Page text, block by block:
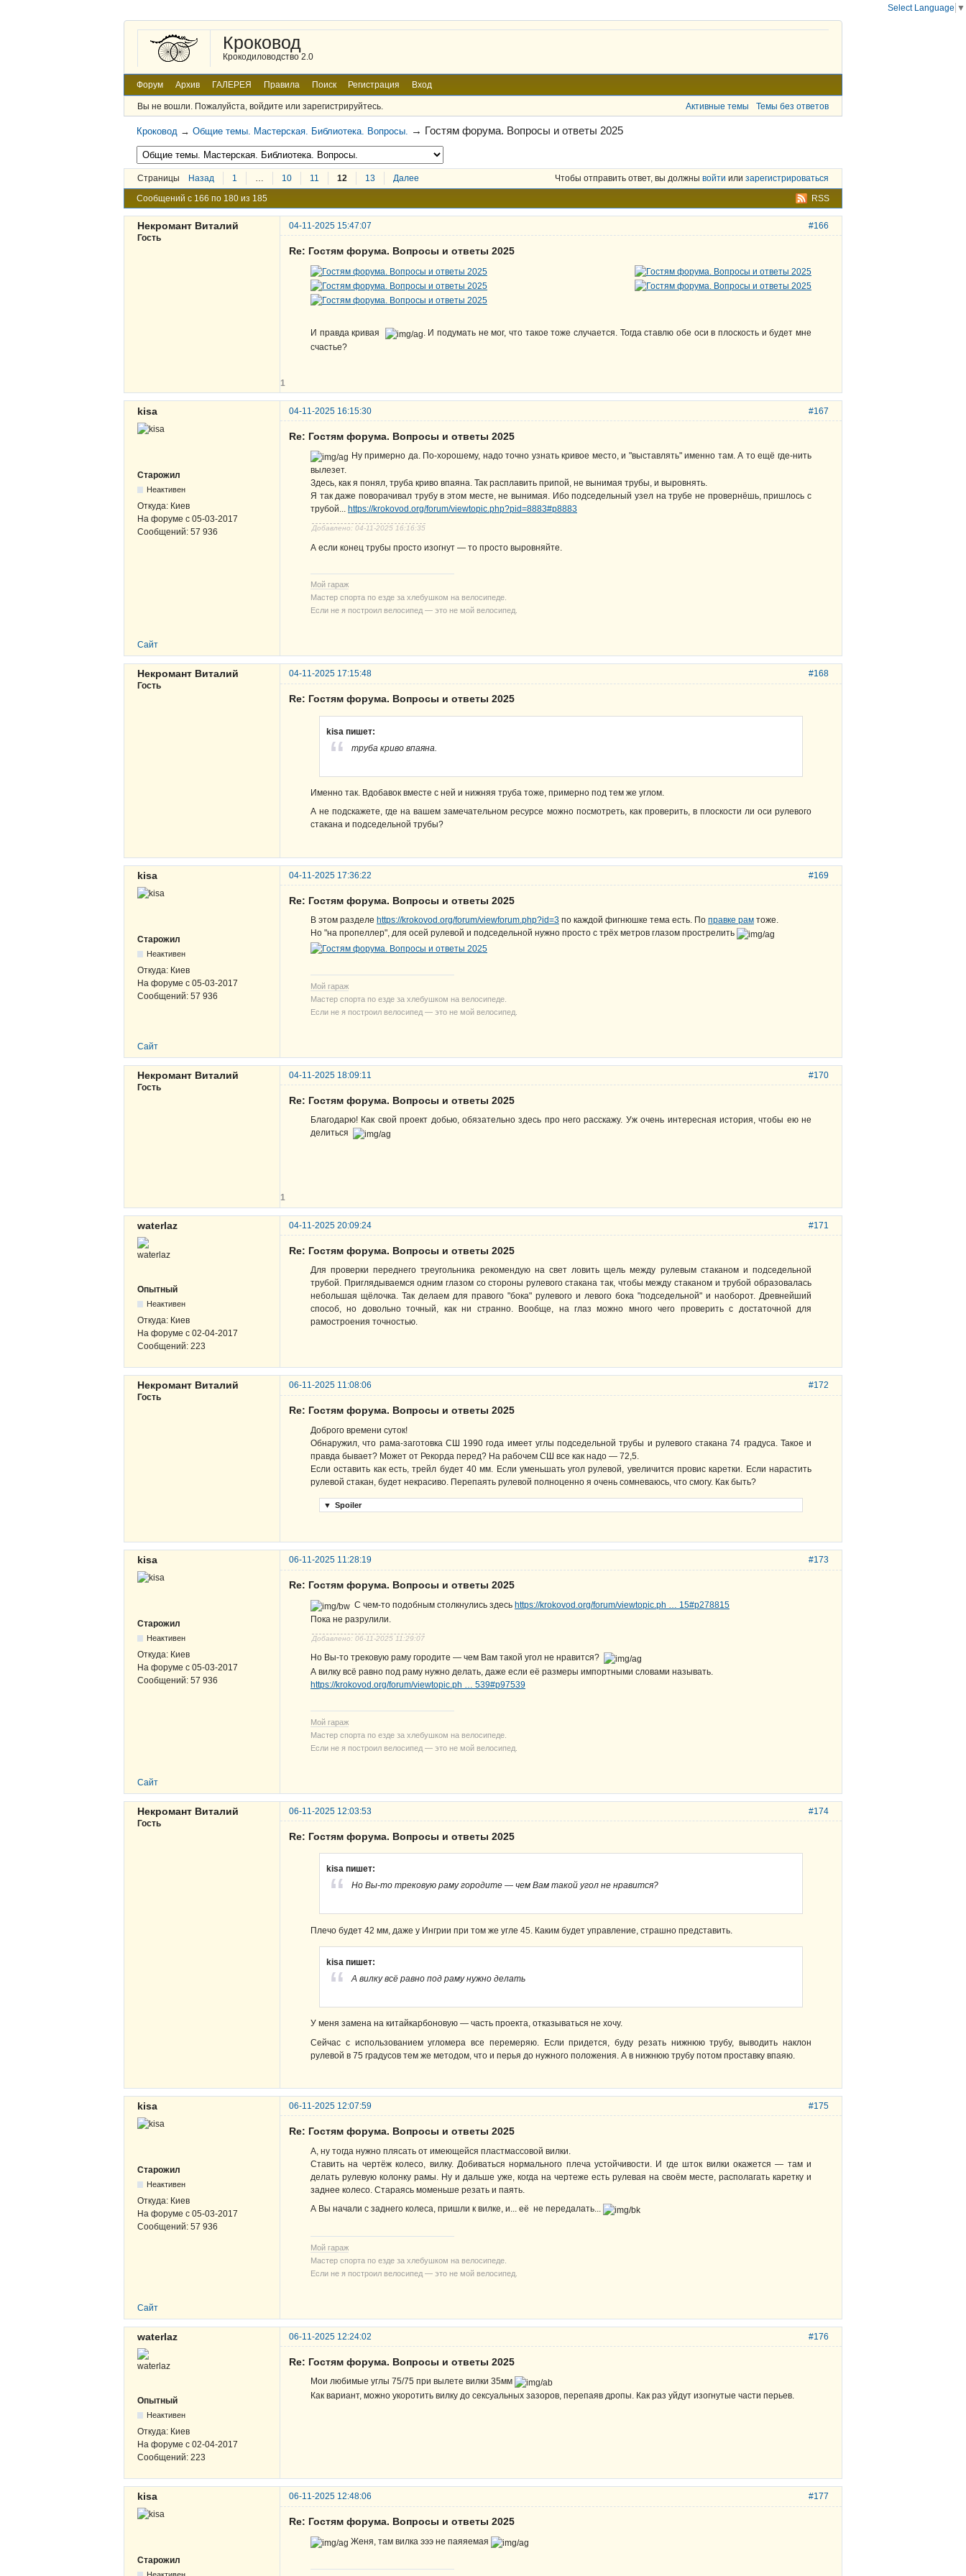
Кроковод
Крокодиловодство 2.0
Форум Архив ГАЛЕРЕЯ Правила Поиск Регистрация Вход
Вы не вошли. Пожалуйста, войдите или зарегистрируйтесь. Активные темы Темы без ответов
Кроковод →Общие темы. Мастерская. Библиотека. Вопросы. → Гостям форума. Вопросы и ответы 2025
Страницы Назад 1 … 10 11 12 13 Далее Чтобы отправить ответ, вы должны войти или зарегистрироваться
RSS
Сообщений с 166 по 180 из 185
#166
Некромант Виталий
04-11-2025 15:47:07
Гость
Re: Гостям форума. Вопросы и ответы 2025
И правда кривая
. И подумать не мог, что такое тоже случается. Тогда ставлю обе оси в плоскость и будет мне
счастье?
1
#167
kisa 04-11-2025 16:15:30
Старожил
Неактивен
Откуда: Киев
На форуме с 05-03-2017
Сообщений: 57 936
Re: Гостям форума. Вопросы и ответы 2025
Ну примерно да. По-хорошему, надо точно узнать кривое место, и "выставлять" именно там. А то ещё где-нить
вылезет.
Здесь, как я понял, труба криво впаяна. Так расплавить припой, не вынимая трубы, и выровнять.
Я так даже поворачивал трубу в этом месте, не вынимая. Ибо подседельный узел на трубе не провернёшь, пришлось с
трубой... https://krokovod.org/forum/viewtopic.php?pid=8883#p8883
Добавлено: 04-11-2025 16:16:35
А если конец трубы просто изогнут — то просто выровняйте.
Мой гараж
Мастер спорта по езде за хлебушком на велосипеде.
Если не я построил велосипед — это не мой велосипед.
Сайт
#168
Некромант Виталий
04-11-2025 17:15:48
Гость
Re: Гостям форума. Вопросы и ответы 2025
kisa пишет:
труба криво впаяна.
Именно так. Вдобавок вместе с ней и нижняя труба тоже, примерно под тем же углом.
А не подскажете, где на вашем замечательном ресурсе можно посмотреть, как проверить, в плоскости ли оси рулевого
стакана и подседельной трубы?
#169
kisa 04-11-2025 17:36:22
Старожил
Неактивен
Откуда: Киев
На форуме с 05-03-2017
Сообщений: 57 936
Re: Гостям форума. Вопросы и ответы 2025
В этом разделе https://krokovod.org/forum/viewforum.php?id=3 по каждой фигнюшке тема есть. По правке рам тоже.
Но "на пропеллер", для осей рулевой и подседельной нужно просто с трёх метров глазом прострелить
Мой гараж
Мастер спорта по езде за хлебушком на велосипеде.
Если не я построил велосипед — это не мой велосипед.
Сайт
#170
Некромант Виталий
04-11-2025 18:09:11
Гость
Re: Гостям форума. Вопросы и ответы 2025
Благодарю! Как свой проект добью, обязательно здесь про него расскажу. Уж очень интересная история, чтобы ею не
делиться
1
#171
waterlaz 04-11-2025 20:09:24
Опытный
Неактивен
Откуда: Киев
На форуме с 02-04-2017
Сообщений: 223
Re: Гостям форума. Вопросы и ответы 2025
Для проверки переднего треугольника рекомендую на свет ловить щель между рулевым стаканом и подседельной
трубой. Приглядываемся одним глазом со стороны рулевого стакана так, чтобы между стаканом и трубой образовалась
небольшая щёлочка. Так делаем для правого "бока" рулевого и левого бока "подседельной" и наоборот. Древнейший
способ, но довольно точный, как ни странно. Вообще, на глаз можно много чего проверить с достаточной для
рамостроения точностью.
#172
Некромант Виталий
06-11-2025 11:08:06
Гость
Re: Гостям форума. Вопросы и ответы 2025
Доброго времени суток!
Обнаружил, что рама-заготовка СШ 1990 года имеет углы подседельной трубы и рулевого стакана 74 градуса. Такое и
правда бывает? Может от Рекорда перед? На рабочем СШ все как надо — 72,5.
Если оставить как есть, трейл будет 40 мм. Если уменьшать угол рулевой, увеличится провис каретки. Если нарастить
рулевой стакан, будет некрасиво. Перепаять рулевой полноценно я очень сомневаюсь, что смогу. Как быть?
▼ Spoiler
#173
kisa 06-11-2025 11:28:19
Старожил
Неактивен
Откуда: Киев
На форуме с 05-03-2017
Сообщений: 57 936
Re: Гостям форума. Вопросы и ответы 2025
С чем-то подобным столкнулись здесь https://krokovod.org/forum/viewtopic.ph … 15#p278815
Пока не разрулили.
Добавлено: 06-11-2025 11:29:07
Но Вы-то трековую раму городите — чем Вам такой угол не нравится?
А вилку всё равно под раму нужно делать, даже если её размеры импортными словами называть.
https://krokovod.org/forum/viewtopic.ph … 539#p97539
Мой гараж
Мастер спорта по езде за хлебушком на велосипеде.
Если не я построил велосипед — это не мой велосипед.
Сайт
#174
Некромант Виталий
06-11-2025 12:03:53
Гость
Re: Гостям форума. Вопросы и ответы 2025
kisa пишет:
Но Вы-то трековую раму городите — чем Вам такой угол не нравится?
Плечо будет 42 мм, даже у Ингрии при том же угле 45. Каким будет управление, страшно представить.
kisa пишет:
А вилку всё равно под раму нужно делать
У меня замена на китайкарбоновую — часть проекта, отказываться не хочу.
Сейчас с использованием угломера все перемеряю. Если придется, буду резать нижнюю трубу, выводить наклон
рулевой в 75 градусов тем же методом, что и перья до нужного положения. А в нижнюю трубу потом проставку впаяю.
#175
kisa 06-11-2025 12:07:59
Старожил
Неактивен
Откуда: Киев
На форуме с 05-03-2017
Сообщений: 57 936
Re: Гостям форума. Вопросы и ответы 2025
А, ну тогда нужно плясать от имеющейся пластмассовой вилки.
Ставить на чертёж колесо, вилку. Добиваться нормального плеча устойчивости. И где шток вилки окажется — там и
делать рулевую колонку рамы. Ну и дальше уже, когда на чертеже есть рулевая на своём месте, располагать каретку и
заднее колесо. Стараясь моменьше резать и паять.
А Вы начали с заднего колеса, пришли к вилке, и... её не передалать...
Мой гараж
Мастер спорта по езде за хлебушком на велосипеде.
Если не я построил велосипед — это не мой велосипед.
Сайт
#176
waterlaz 06-11-2025 12:24:02
Опытный
Неактивен
Откуда: Киев
На форуме с 02-04-2017
Сообщений: 223
Re: Гостям форума. Вопросы и ответы 2025
Мои любимые углы 75/75 при вылете вилки 35мм
Как вариант, можно укоротить вилку до сексуальных зазоров, перепаяв дропы. Как раз уйдут изогнутые части перьев.
#177
kisa 06-11-2025 12:48:06
Старожил
Re: Гостям форума. Вопросы и ответы 2025
Женя, там вилка эээ не паяяемая
Select Language ▼